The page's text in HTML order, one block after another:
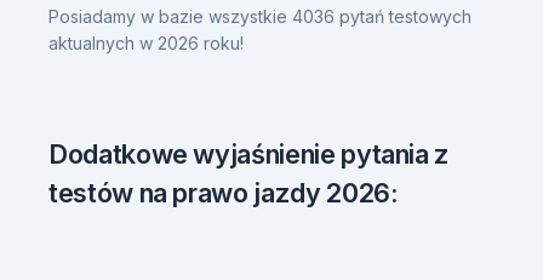
Posiadamy w bazie wszystkie 4036 pytań testowych
aktualnych w 2026 roku!
Dodatkowe wyjaśnienie pytania z
testów na prawo jazdy 2026: